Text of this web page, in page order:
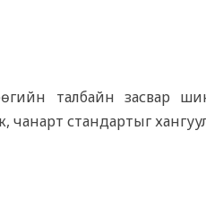
талбайн засвар
чанарт стандартыг